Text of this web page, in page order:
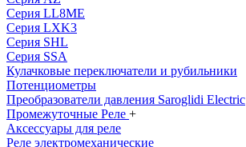
Серия LL8ME
Серия LXK3
Серия SHL
Серия SSA
Кулачковые переключатели и рубильники
Потенциометры
Преобразователи давления Saroglidi Electric
Промежуточные Реле +
Аксессуары для реле
Реле электромеханические